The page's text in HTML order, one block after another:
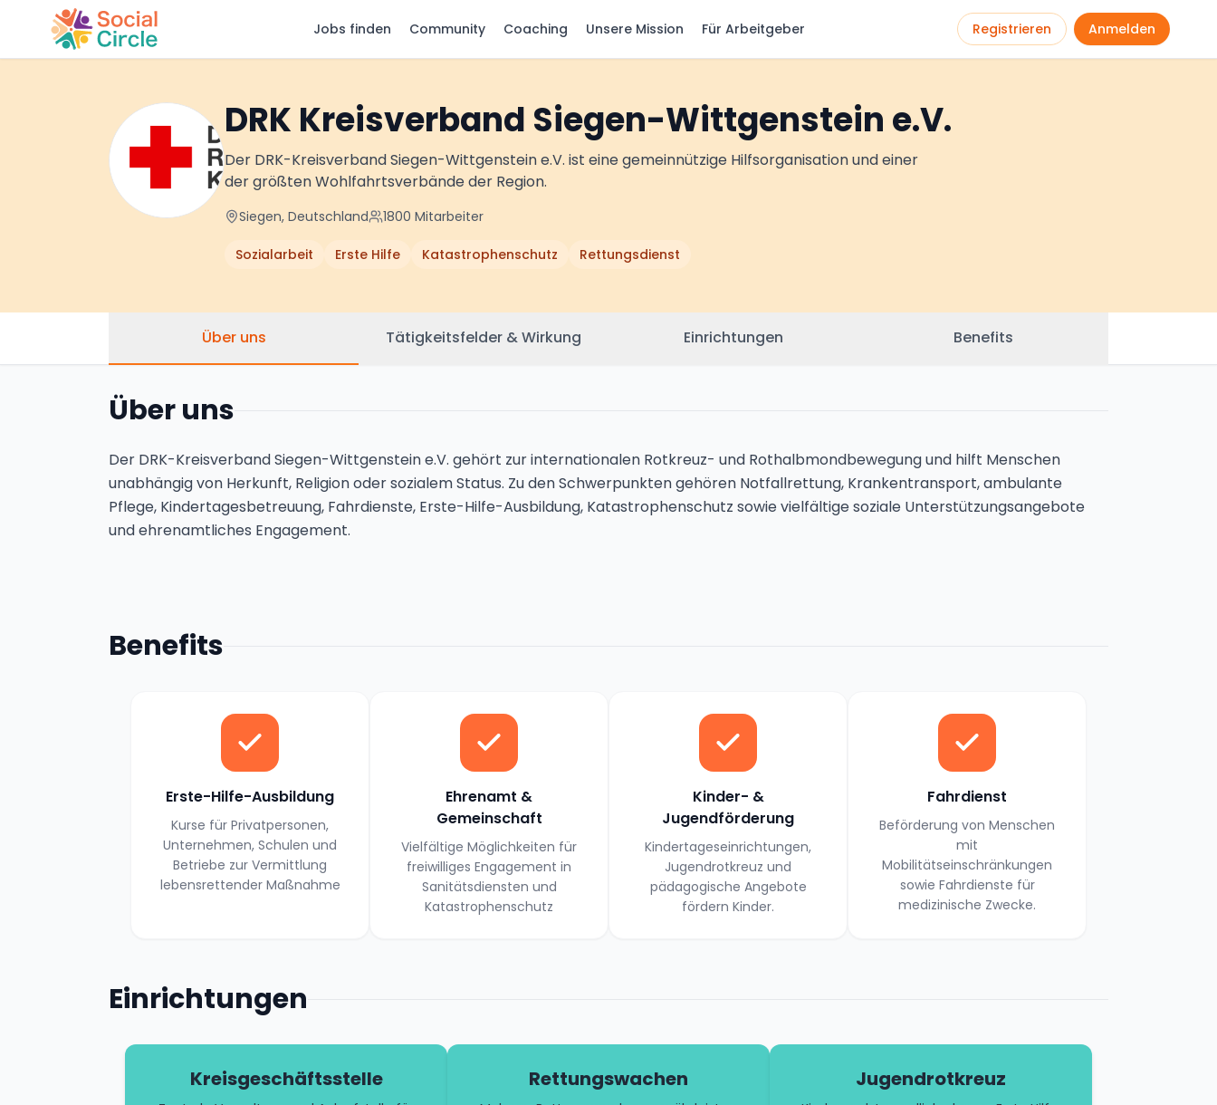
Social Circle Jobs finden Community Coaching Unsere Mission Für Arbeitgeber Registrieren Anmelden
DRK Kreisverband Siegen-Wittgenstein e.V.
Der DRK-Kreisverband Siegen-Wittgenstein e.V. ist eine gemeinnützige Hilfsorganisation und einer
der größten Wohlfahrtsverbände der Region.
Siegen, Deutschland 1800 Mitarbeiter
Sozialarbeit Erste Hilfe Katastrophenschutz Rettungsdienst
Über uns Tätigkeitsfelder & Wirkung Einrichtungen Benefits
Über uns
Der DRK-Kreisverband Siegen-Wittgenstein e.V. gehört zur internationalen Rotkreuz- und Rothalbmondbewegung und hilft Menschen
unabhängig von Herkunft, Religion oder sozialem Status. Zu den Schwerpunkten gehören Notfallrettung, Krankentransport, ambulante
Pflege, Kindertagesbetreuung, Fahrdienste, Erste-Hilfe-Ausbildung, Katastrophenschutz sowie vielfältige soziale Unterstützungsangebote
und ehrenamtliches Engagement.
Benefits
Erste-Hilfe-Ausbildung
Kurse für Privatpersonen,
Unternehmen, Schulen und
Betriebe zur Vermittlung
lebensrettender Maßnahme
Ehrenamt &
Gemeinschaft
Vielfältige Möglichkeiten für
freiwilliges Engagement in
Sanitätsdiensten und
Katastrophenschutz
Kinder- &
Jugendförderung
Kindertageseinrichtungen,
Jugendrotkreuz und
pädagogische Angebote
fördern Kinder.
Fahrdienst
Beförderung von Menschen
mit
Mobilitätseinschränkungen
sowie Fahrdienste für
medizinische Zwecke.
Einrichtungen
Kreisgeschäftsstelle Rettungswachen Jugendrotkreuz